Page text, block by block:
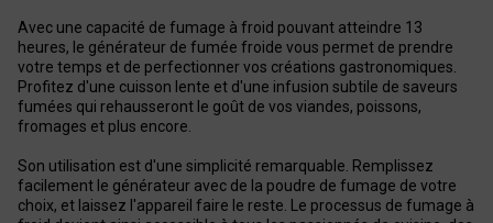
Avec une capacité de fumage à froid pouvant atteindre 13
heures, le générateur de fumée froide vous permet de prendre
votre temps et de perfectionner vos créations gastronomiques.
Profitez d'une cuisson lente et d'une infusion subtile de saveurs
fumées qui rehausseront le goût de vos viandes, poissons,
fromages et plus encore.
Son utilisation est d'une simplicité remarquable. Remplissez
facilement le générateur avec de la poudre de fumage de votre
choix, et laissez l'appareil faire le reste. Le processus de fumage à